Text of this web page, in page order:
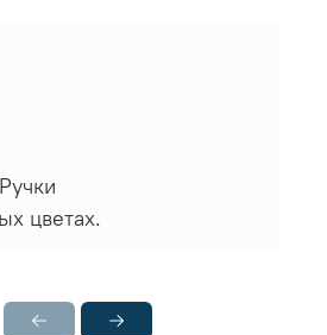
цветах.